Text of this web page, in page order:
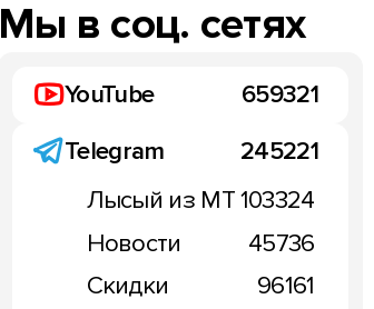
Мы в соц. сетях
YouTube
659321
Telegram
245221
Лысый из МТ103324
Новости
45736
Скидки
96161